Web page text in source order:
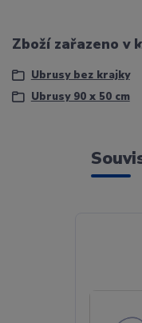
Zboží zařazeno v
Ubrusy bez krajky
Ubrusy 90 x 50 cm